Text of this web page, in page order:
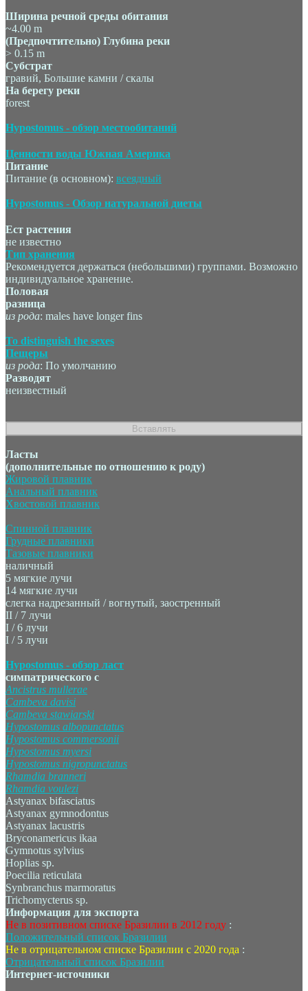
Ширина речной среды обитания
~4.00 m
(Предпочтительно) Глубина реки
> 0.15 m
Субстрат
гравий, Большие камни / скалы
На берегу реки
forest
Hypostomus - обзор местообитаний
Ценности воды Южная Америка
Питание
Питание (в основном): всеядный
Hypostomus - Обзор натуральной диеты
Ест растения
не известно
Тип хранения
Рекомендуется держаться (небольшими) группами. Возможно
индивидуальное хранение.
Половая
разница
из рода: males have longer fins
To distinguish the sexes
Пещеры
из рода: По умолчанию
Разводят
неизвестный
Ласты
(дополнительные по отношению к роду)
Жировой плавник
Анальный плавник
Хвостовой плавник
Спинной плавник
Грудные плавники
Тазовые плавники
наличный
5 мягкие лучи
14 мягкие лучи
слегка надрезанный / вогнутый, заостренный
II / 7 лучи
I / 6 лучи
I / 5 лучи
Hypostomus - обзор ласт
симпатрического с
Ancistrus mullerae
Cambeva davisi
Cambeva stawiarski
Hypostomus albopunctatus
Hypostomus commersonii
Hypostomus myersi
Hypostomus nigropunctatus
Rhamdia branneri
Rhamdia voulezi
Astyanax bifasciatus
Astyanax gymnodontus
Astyanax lacustris
Bryconamericus ikaa
Gymnotus sylvius
Hoplias sp.
Poecilia reticulata
Synbranchus marmoratus
Trichomycterus sp.
Информация для экспорта
Не в позитивном списке Бразилии в 2012 году :
Положительный список Бразилии
Не в отрицательном списке Бразилии с 2020 года :
Отрицательный список Бразилии
Интернет-источники